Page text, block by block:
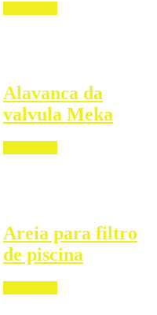
Alavanca da
valvula Meka
Areia para filtro
de piscina